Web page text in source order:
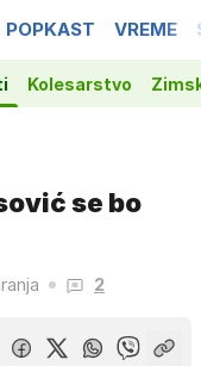
POPKAST VREME
Kolesarstvo
se bo
2